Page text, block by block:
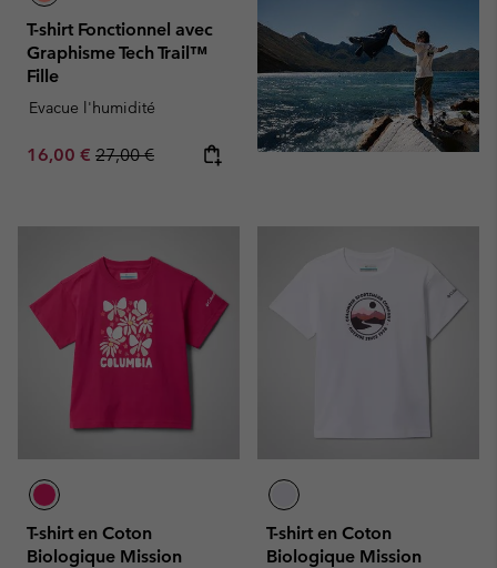
T-shirt Fonctionnel avec
Graphisme Tech Trail™
Fille
Evacue l'humidité
Sale price:
16,00 € Regular price:
27,00 €
T-shirt en Coton
Biologique Mission
T-shirt en Coton
Biologique Mission